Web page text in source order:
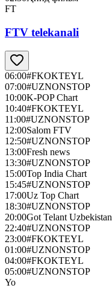
FT
FTV telekanali
06:00#FKOKTEYL
07:00#UZNONSTOP
10:00K-POP Chart
10:40#FKOKTEYL
11:00#UZNONSTOP
12:00Salom FTV
12:50#UZNONSTOP
13:00Fresh news
13:30#UZNONSTOP
15:00Top India Chart
15:45#UZNONSTOP
17:00Uz Top Chart
18:30#UZNONSTOP
20:00Got Telant Uzbekistan
22:40#UZNONSTOP
23:00#FKOKTEYL
01:00#UZNONSTOP
04:00#FKOKTEYL
05:00#UZNONSTOP
Yo